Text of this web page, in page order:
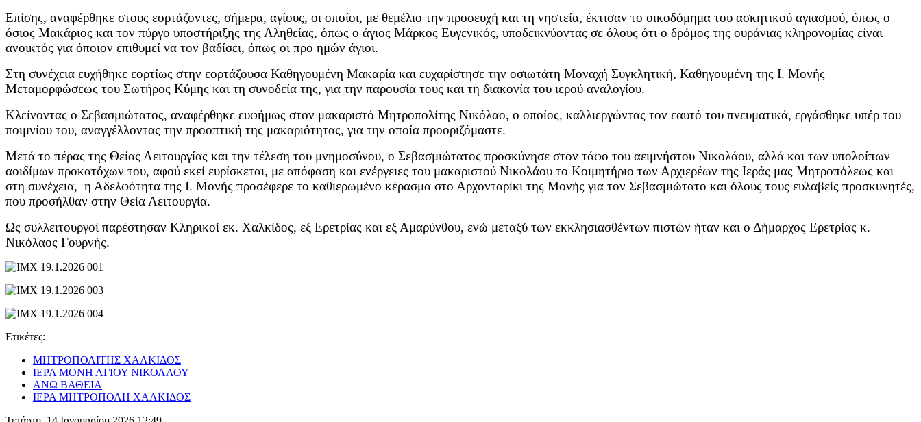
Επίσης, αναφέρθηκε στους εορτάζοντες, σήμερα, αγίους, οι οποίοι, με θεμέλιο την προσευχή και τη νηστεία, έκτισαν το οικοδόμημα του ασκητικού αγιασμού, όπως ο
όσιος Μακάριος και τον πύργο υποστήριξης της Αληθείας, όπως ο άγιος Μάρκος Ευγενικός, υποδεικνύοντας σε όλους ότι ο δρόμος της ουράνιας κληρονομίας είναι
ανοικτός για όποιον επιθυμεί να τον βαδίσει, όπως οι προ ημών άγιοι.
Στη συνέχεια ευχήθηκε εορτίως στην εορτάζουσα Καθηγουμένη Μακαρία και ευχαρίστησε την οσιωτάτη Μοναχή Συγκλητική, Καθηγουμένη της Ι. Μονής
Μεταμορφώσεως του Σωτήρος Κύμης και τη συνοδεία της, για την παρουσία τους και τη διακονία του ιερού αναλογίου.
Κλείνοντας ο Σεβασμιώτατος, αναφέρθηκε ευφήμως στον μακαριστό Μητροπολίτης Νικόλαο, ο οποίος, καλλιεργώντας τον εαυτό του πνευματικά, εργάσθηκε υπέρ του
ποιμνίου του, αναγγέλλοντας την προοπτική της μακαριότητας, για την οποία προοριζόμαστε.
Μετά το πέρας της Θείας Λειτουργίας και την τέλεση του μνημοσύνου, ο Σεβασμιώτατος προσκύνησε στον τάφο του αειμνήστου Νικολάου, αλλά και των υπολοίπων
αοιδίμων προκατόχων του, αφού εκεί ευρίσκεται, με απόφαση και ενέργειες του μακαριστού Νικολάου το Κοιμητήριο των Αρχιερέων της Ιεράς μας Μητροπόλεως και
στη συνέχεια, η Αδελφότητα της Ι. Μονής προσέφερε το καθιερωμένο κέρασμα στο Αρχονταρίκι της Μονής για τον Σεβασμιώτατο και όλους τους ευλαβείς προσκυνητές,
που προσήλθαν στην Θεία Λειτουργία.
Ως συλλειτουργοί παρέστησαν Κληρικοί εκ. Χαλκίδος, εξ Ερετρίας και εξ Αμαρύνθου, ενώ μεταξύ των εκκλησιασθέντων πιστών ήταν και ο Δήμαρχος Ερετρίας κ.
Νικόλαος Γουρνής.
Ετικέτες:
ΜΗΤΡΟΠΟΛΙΤΗΣ ΧΑΛΚΙΔΟΣ
ΙΕΡΑ ΜΟΝΗ ΑΓΙΟΥ ΝΙΚΟΛΑΟΥ
ΑΝΩ ΒΑΘΕΙΑ
ΙΕΡΑ ΜΗΤΡΟΠΟΛΗ ΧΑΛΚΙΔΟΣ